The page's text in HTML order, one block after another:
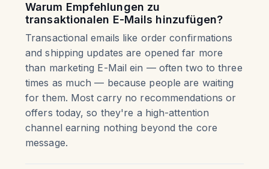
Warum Empfehlungen zu
transaktionalen E-Mails hinzufügen?
Transactional emails like order confirmations
and shipping updates are opened far more
than marketing E-Mail ein — often two to three
times as much — because people are waiting
for them. Most carry no recommendations or
offers today, so they're a high-attention
channel earning nothing beyond the core
message.